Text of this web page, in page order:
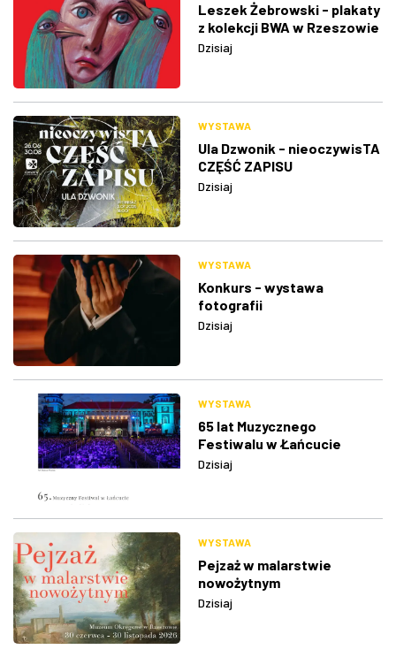
Leszek Żebrowski - plakaty
z kolekcji BWA w Rzeszowie
Dzisiaj
WYSTAWA
Ula Dzwonik - nieoczywisTA
CZĘŚĆ ZAPISU
Dzisiaj
WYSTAWA
Konkurs - wystawa
fotografii
Dzisiaj
WYSTAWA
65 lat Muzycznego
Festiwalu w Łańcucie
Dzisiaj
WYSTAWA
Pejzaż w malarstwie
nowożytnym
Dzisiaj